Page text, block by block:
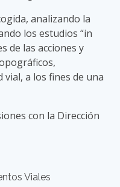
analizando la
los estudios “in
de las acciones y
a los fines de una
con la Dirección
Viales